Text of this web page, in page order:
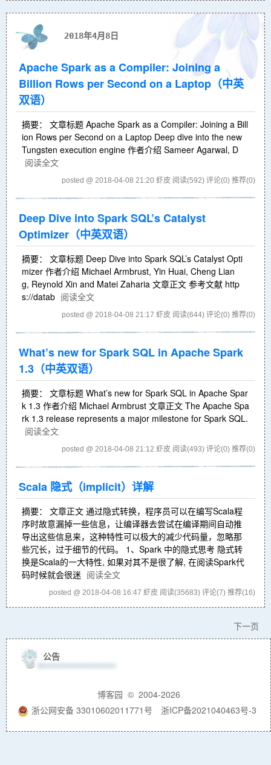
2018年4月8日
Apache Spark as a Compiler: Joining a
Billion Rows per Second on a Laptop（中英
双语）
摘要： 文章标题 Apache Spark as a Compiler: Joining a Bill
ion Rows per Second on a Laptop Deep dive into the new
Tungsten execution engine 作者介绍 Sameer Agarwal, D
阅读全文
posted @ 2018-04-08 21:20 虾皮 阅读(592) 评论(0) 推荐(0)
Deep Dive into Spark SQL’s Catalyst
Optimizer（中英双语）
摘要： 文章标题 Deep Dive into Spark SQL’s Catalyst Opti
mizer 作者介绍 Michael Armbrust, Yin Huai, Cheng Lian
g, Reynold Xin and Matei Zaharia 文章正文 参考文献 http
s://datab 阅读全文
posted @ 2018-04-08 21:17 虾皮 阅读(644) 评论(0) 推荐(0)
What’s new for Spark SQL in Apache Spark
1.3（中英双语）
摘要： 文章标题 What’s new for Spark SQL in Apache Spar
k 1.3 作者介绍 Michael Armbrust 文章正文 The Apache Spa
rk 1.3 release represents a major milestone for Spark SQL.
阅读全文
posted @ 2018-04-08 21:12 虾皮 阅读(493) 评论(0) 推荐(0)
Scala 隐式（implicit）详解
摘要： 文章正文 通过隐式转换，程序员可以在编写Scala程
序时故意漏掉一些信息，让编译器去尝试在编译期间自动推
导出这些信息来，这种特性可以极大的减少代码量，忽略那
些冗长，过于细节的代码。 1、Spark 中的隐式思考 隐式转
换是Scala的一大特性, 如果对其不是很了解, 在阅读Spark代
码时候就会很迷 阅读全文
posted @ 2018-04-08 16:47 虾皮 阅读(35683) 评论(7) 推荐(16)
下一页
公告
博客园 © 2004-2026
浙公网安备 33010602011771号
浙ICP备2021040463号-3